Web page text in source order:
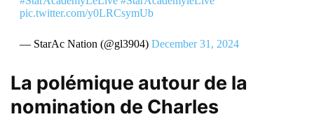
pic.twitter.com/y0LRCsymUb
— StarAc Nation (@gl3904) December 31, 2024
La polémique autour de la
nomination de Charles